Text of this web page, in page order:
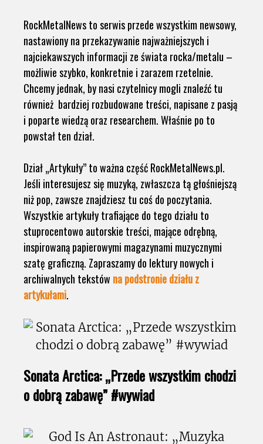
RockMetalNews to serwis przede wszystkim newsowy,
nastawiony na przekazywanie najważniejszych i
najciekawszych informacji ze świata rocka/metalu –
możliwie szybko, konkretnie i zarazem rzetelnie.
Chcemy jednak, by nasi czytelnicy mogli znaleźć tu
również bardziej rozbudowane treści, napisane z pasją
i poparte wiedzą oraz researchem. Właśnie po to
powstał ten dział.
Dział „Artykuły” to ważna część RockMetalNews.pl.
Jeśli interesujesz się muzyką, zwłaszcza tą głośniejszą
niż pop, zawsze znajdziesz tu coś do poczytania.
Wszystkie artykuły trafiające do tego działu to
stuprocentowo autorskie treści, mające odrębną,
inspirowaną papierowymi magazynami muzycznymi
szatę graficzną. Zapraszamy do lektury nowych i
archiwalnych tekstów na podstronie działu z
artykułami.
Sonata Arctica: „Przede wszystkim chodzi
o dobrą zabawę” #wywiad